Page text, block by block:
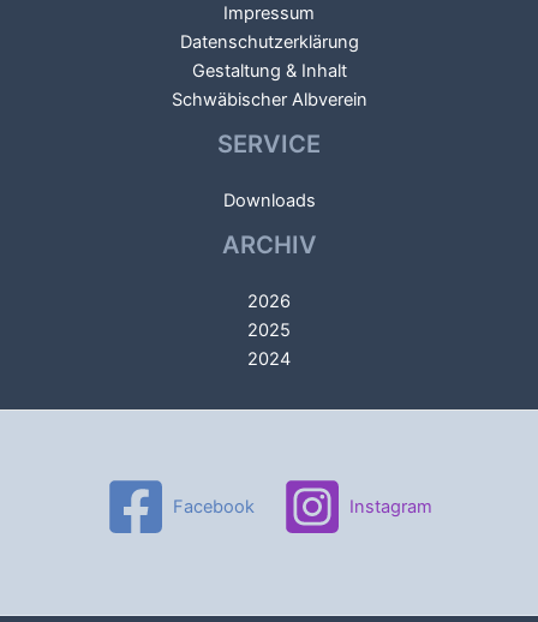
Impressum
Datenschutzerklärung
Gestaltung & Inhalt
Schwäbischer Albverein
SERVICE
Downloads
ARCHIV
2026
2025
2024
Facebook Instagram